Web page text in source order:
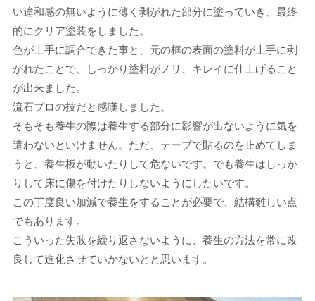
い違和感の無いように薄く剥がれた部分に塗っていき、最終
的にクリア塗装をしました。
色が上手に調合できた事と、元の框の表面の塗料が上手に剥
がれたことで、しっかり塗料がノリ、キレイに仕上げること
が出来ました。
流石プロの技だと感嘆しました。
そもそも養生の際は養生する部分に影響が出ないように気を
遣わないといけません。ただ、テープで貼るのを止めてしま
うと、養生板が動いたりして危ないです。でも養生はしっか
りして床に傷を付けたりしないようにしたいです。
この丁度良い加減で養生をすることが必要で、結構難しい点
でもあります。
こういった失敗を繰り返さないように、養生の方法を常に改
良して進化させていかないとと思います。